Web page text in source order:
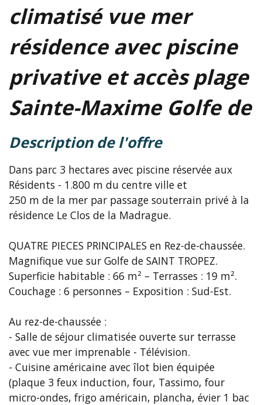
climatisé vue mer
résidence avec piscine
privative et accès plage
Sainte-Maxime Golfe de
description de l'offre
Dans parc 3 hectares avec piscine réservée aux
Résidents - 1.800 m du centre ville et
250 m de la mer par passage souterrain privé à la
résidence Le Clos de la Madrague.
QUATRE PIECES PRINCIPALES en Rez-de-chaussée.
Magnifique vue sur Golfe de SAINT TROPEZ.
Superficie habitable : 66 m² – Terrasses : 19 m².
Couchage : 6 personnes – Exposition : Sud-Est.
Au rez-de-chaussée :
- Salle de séjour climatisée ouverte sur terrasse
avec vue mer imprenable - Télévision.
- Cuisine américaine avec îlot bien équipée
(plaque 3 feux induction, four, Tassimo, four
micro-ondes, frigo américain, plancha, évier 1 bac